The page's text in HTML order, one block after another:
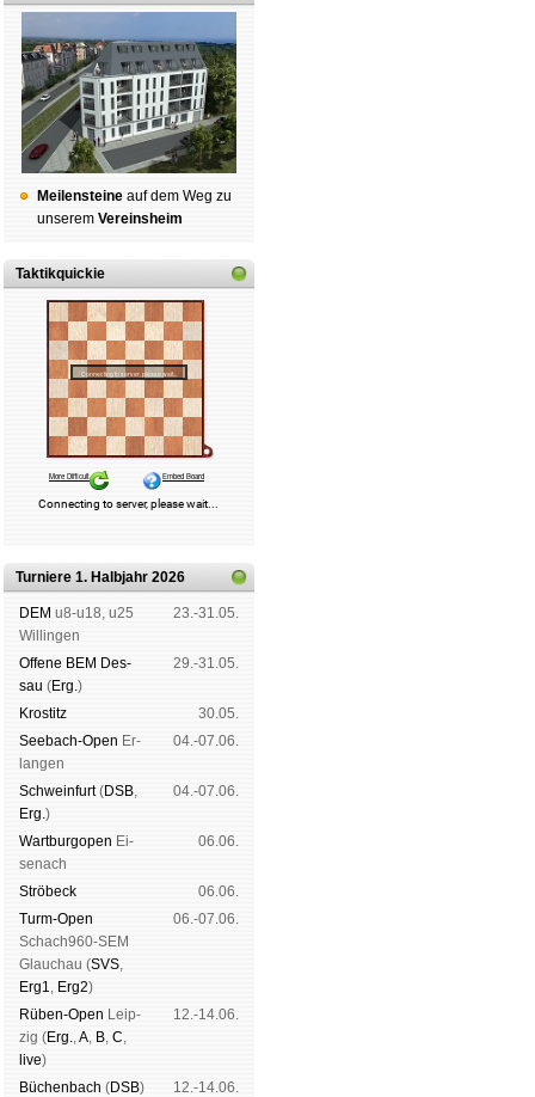
Mei­len­stei­ne auf dem Weg zu
un­se­rem Ver­eins­heim
Taktikquickie
Turniere 1. Halbjahr 2026
DEM u8-u18, u25
Wil­lin­gen
23.-31.05.
Offene BEM Des­
sau (Erg.)
29.-31.05.
Kros­titz
30.05.
See­bach-Open Er­
lan­gen
04.-07.06.
Schwein­furt(DSB,
Erg.)
04.-07.06.
Wart­burg­open Ei­
se­nach
06.06.
Strö­beck
06.06.
Turm-Open
Schach960-SEM
Glau­chau (SVS,
Erg1, Erg2)
06.-07.06.
Rüben-Open Leip­
zig (Erg.,A, B, C,
live)
12.-14.06.
Büchen­bach (DSB)
12.-14.06.